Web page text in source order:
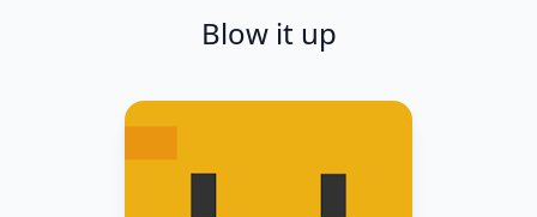
Blow it up